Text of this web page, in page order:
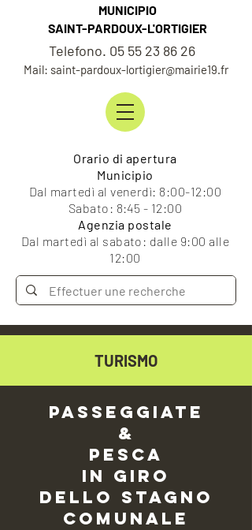
MUNICIPIO
SAINT-PARDOUX-L'ORTIGIER
Telefono. 05 55 23 86 26
Mail: saint-pardoux-lortigier@mairie19.fr
Orario di apertura
Municipio
Dal martedì al venerdì: 8:00-12:00
Sabato: 8:45 - 12:00
Agenzia postale
Dal martedì al sabato: dalle 9:00 alle
12:00
TURISMO
PASSEGGIATE
&
Pesca
in giro
dello stagno
comunale